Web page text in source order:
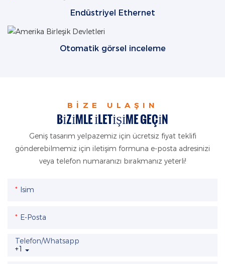
Endüstriyel Ethernet
Otomatik görsel inceleme
BIZE ULAŞIN
BIZIMLE ILETIŞIME GEÇIN
Geniş tasarım yelpazemiz için ücretsiz fiyat teklifi
gönderebilmemiz için iletişim formuna e-posta adresinizi
veya telefon numaranızı bırakmanız yeterli!
Isim
E-Posta
+1
Telefon/whatsapp